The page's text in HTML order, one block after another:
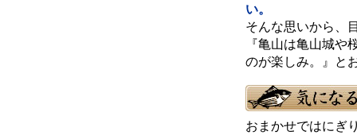
い。
そんな思いから、
『亀山は亀山城
のが楽しみ。』と
おまかせではにぎ